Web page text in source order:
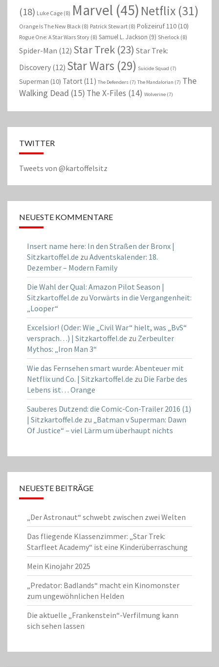
(18) Luke Cage (8) Marvel (45) Netflix (31)
Orange Is The New Black (8) Patrick Stewart (8) Polizeiruf 110 (10)
Rogue One: A Star Wars Story (8) Samuel L. Jackson (9) Sherlock (8)
Spider-Man (12) Star Trek (23) Star Trek:
Discovery (12) Star Wars (29) Suicide Squad (7)
Superman (10) Tatort (11) The Defenders (7) The Mandalorian (7) The
Walking Dead (15) The X-Files (14) Wolverine (7)
TWITTER
Tweets von @kartoffelsitz
NEUESTE KOMMENTARE
Insert name here: In den Straßen der Bronx |
Sitzkartoffel.de zu Adventskalender: 18.
Dezember – Modern Family
Die Wahl der Qual: Amazon Pilot Season |
Sitzkartoffel.de zu Vorwärts in die Vergangenheit:
„Looper“
Excelsior! (Oder: Wie „Civil War“ hielt, was „BvS“
versprach…) | Sitzkartoffel.de zu Zerbeulter
Mythos: „Iron Man 3“
Wie das Fernsehen smart wurde: Abenteuer mit
Netflix und Co. | Sitzkartoffel.de zu Die Farbe des
Lebens ist… Orange
Sauberes Dutzend: die Comic-Con-Trailer 2016 (1)
| Sitzkartoffel.de zu „Batman v Superman: Dawn
Of Justice“ – viel Lärm um überhaupt nichts
NEUESTE BEITRÄGE
„Der Astronaut“ schwebt zwischen zwei Welten
Das fliegende Klassenzimmer: „Star Trek:
Starfleet Academy“ ist eine Kinderüberraschung
Mein Kinojahr 2025
„Predator: Badlands“ macht ein Kinomonster
zum ungewöhnlichen Helden
Die aktuelle „Frankenstein“-Verfilmung kann
sich sehen lassen